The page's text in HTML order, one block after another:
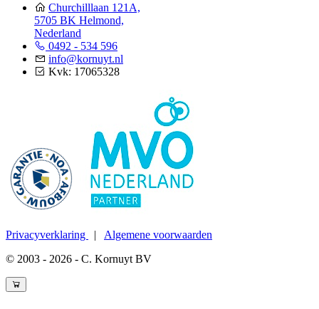
Churchilllaan 121A,
5705 BK Helmond,
Nederland
0492 - 534 596
info@kornuyt.nl
Kvk: 17065328
Privacyverklaring | Algemene voorwaarden
© 2003 - 2026 - C. Kornuyt BV